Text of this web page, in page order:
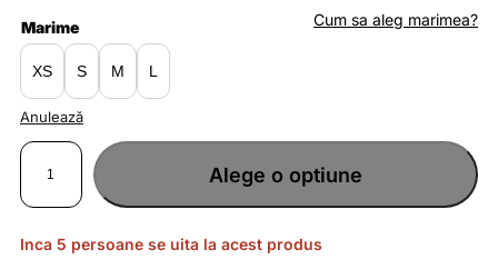
Marime
XS S M L
Anulează
Cum sa aleg marimea?
Cantitate
scurti
profund
pentru
cu
croiala
Alege o optiune
Inca 5 persoane se uita la acest produs